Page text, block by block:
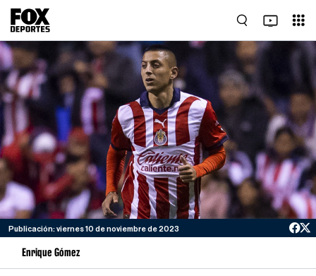
Publicación: viernes 10 de noviembre de 2023
Enrique Gómez